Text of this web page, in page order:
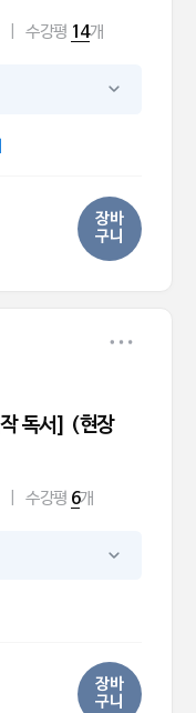
수강평 14개
장바
구니
독서] (현장
수강평 6개
장바
구니